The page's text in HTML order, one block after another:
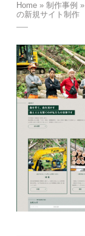
Home» 制作事例 »
の新規サイト制作